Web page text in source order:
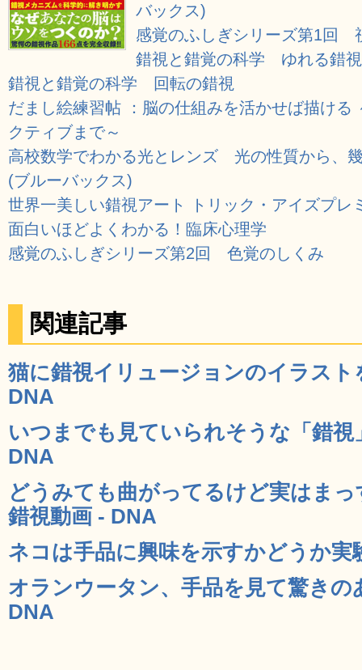
バックス)
感覚のふしぎシリーズ第1回
錯視と錯覚の科学 ゆれる錯視
錯視と錯覚の科学 回転の錯視
だまし絵練習帖 ：脳の仕組みを活かせば描ける
クティブまで～
高校数学でわかる光とレンズ 光の性質から、
(ブルーバックス)
世界一美しい錯視アート トリック・アイズプレ
面白いほどよくわかる！臨床心理学
感覚のふしぎシリーズ第2回 色覚のしくみ
関連記事
猫に錯視イリュージョンのイラス
DNA
いつまでも見ていられそうな「錯視
DNA
どうみても曲がってるけど実はま
錯視動画 - DNA
ネコは手品に興味を示すかどうか実
オランウータン、手品を見て驚き
DNA